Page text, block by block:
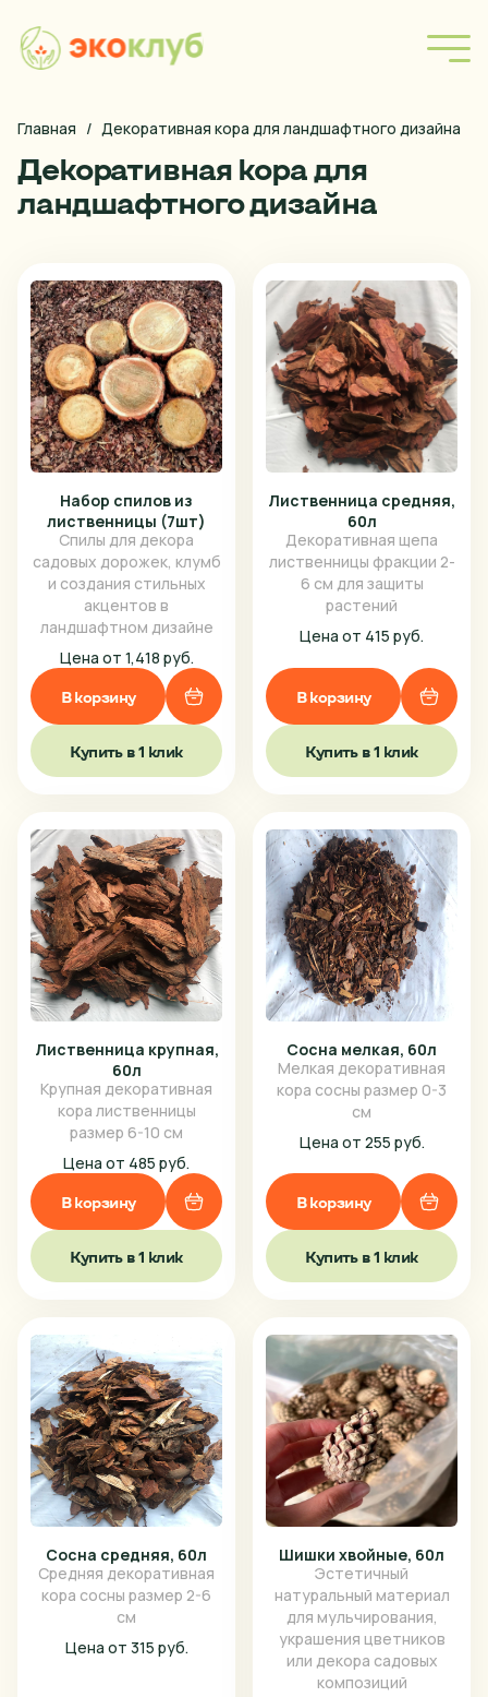
Главная / Декоративная кора для ландшафтного дизайна
Декоративная кора для
ландшафтного дизайна
Набор спилов из
лиственницы (7шт)
Спилы для декора
садовых дорожек, клумб
и создания стильных
акцентов в
ландшафтном дизайне
Цена от 1,418 руб.
В корзину
Купить в 1 клик
Лиственница средняя,
60л
Декоративная щепа
лиственницы фракции 2-
6 см для защиты
растений
Цена от 415 руб.
В корзину
Купить в 1 клик
Лиственница крупная,
60л
Крупная декоративная
кора лиственницы
размер 6-10 см
Цена от 485 руб.
В корзину
Купить в 1 клик
Сосна мелкая, 60л
Мелкая декоративная
кора сосны размер 0-3
см
Цена от 255 руб.
В корзину
Купить в 1 клик
Сосна средняя, 60л
Средняя декоративная
кора сосны размер 2-6
см
Цена от 315 руб.
Шишки хвойные, 60л
Эстетичный
натуральный материал
для мульчирования,
украшения цветников
или декора садовых
композиций
Форма покупки
Наша продукция
Блог
Условия доставки